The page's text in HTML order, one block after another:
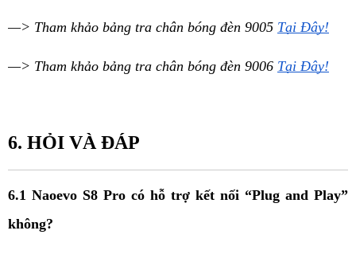
—> Tham khảo bảng tra chân bóng đèn 9005 Tại Đây!
—> Tham khảo bảng tra chân bóng đèn 9006 Tại Đây!
6. HỎI VÀ ĐÁP
6.1 Naoevo S8 Pro có hỗ trợ kết nối “Plug and Play”
không?